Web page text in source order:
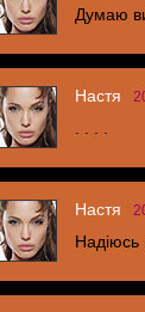
Думаю
Настя
Настя